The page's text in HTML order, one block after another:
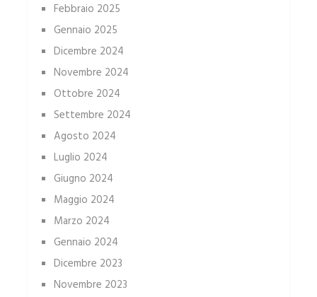
Febbraio 2025
Gennaio 2025
Dicembre 2024
Novembre 2024
Ottobre 2024
Settembre 2024
Agosto 2024
Luglio 2024
Giugno 2024
Maggio 2024
Marzo 2024
Gennaio 2024
Dicembre 2023
Novembre 2023